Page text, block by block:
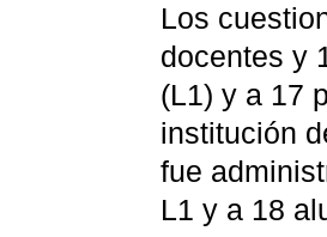
Los
docentes y
(L1) y a 17
institución
fue
L1 y a 18